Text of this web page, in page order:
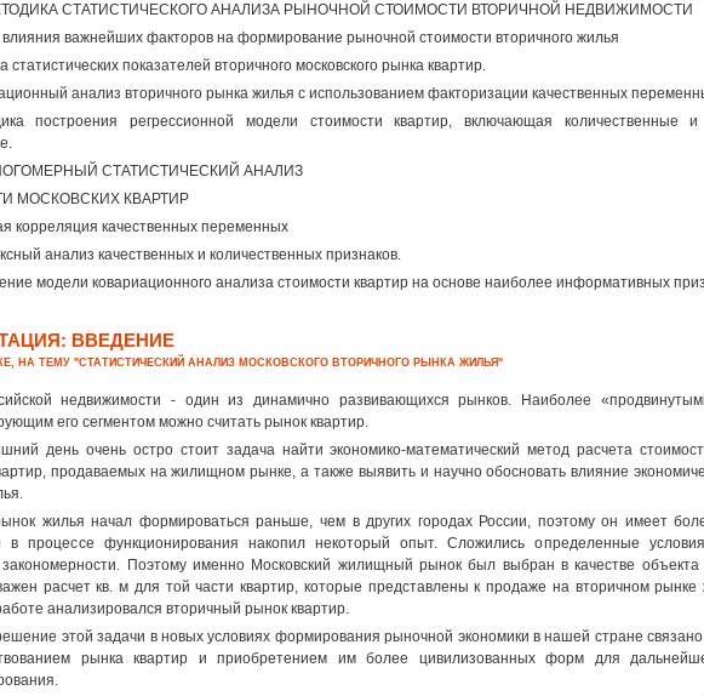
СТАТИСТИЧЕСКОГО АНАЛИЗА РЫНОЧНОЙ СТОИМОСТИ ВТОРИЧНОЙ НЕДВИЖИМОСТИ
важнейших факторов на формирование рыночной стоимости вторичного жилья
статистических показателей вторичного московского рынка квартир.
анализ вторичного рынка жилья с использованием факторизации качественных
построения регрессионной модели стоимости квартир, включающая количественные и
СТАТИСТИЧЕСКИЙ АНАЛИЗ
МОСКОВСКИХ КВАРТИР
корреляция качественных переменных
анализ качественных и количественных признаков.
модели ковариационного анализа стоимости квартир на основе наиболее информативных
ВВЕДЕНИЕ
НА ТЕМУ "СТАТИСТИЧЕСКИЙ АНАЛИЗ МОСКОВСКОГО ВТОРИЧНОГО РЫНКА ЖИЛЬЯ"
недвижимости - один из динамично развивающихся рынков. Наиболее
его сегментом можно считать рынок квартир.
день очень остро стоит задача найти экономико-математический метод расчета
продаваемых на жилищном рынке, а также выявить и научно обосновать влияние
жилья начал формироваться раньше, чем в других городах России, поэтому он имеет
в процессе функционирования накопил некоторый опыт. Сложились определенные
Поэтому именно Московский жилищный рынок был выбран в качестве объекта
расчет кв. м для той части квартир, которые представлены к продаже на вторичном
анализировался вторичный рынок квартир.
этой задачи в новых условиях формирования рыночной экономики в нашей стране
рынка квартир и приобретением им более цивилизованных форм для